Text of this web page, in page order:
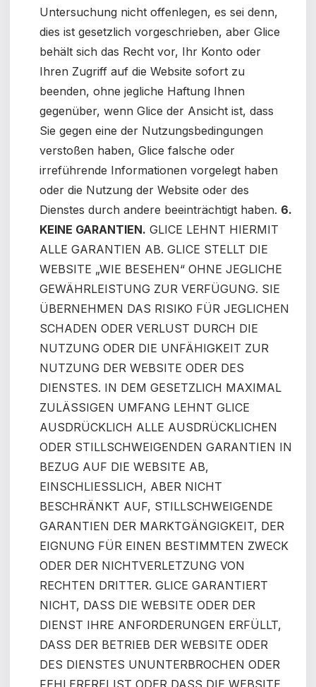
Untersuchung nicht offenlegen, es sei denn,
dies ist gesetzlich vorgeschrieben, aber Glice
behält sich das Recht vor, Ihr Konto oder
Ihren Zugriff auf die Website sofort zu
beenden, ohne jegliche Haftung Ihnen
gegenüber, wenn Glice der Ansicht ist, dass
Sie gegen eine der Nutzungsbedingungen
verstoßen haben, Glice falsche oder
irreführende Informationen vorgelegt haben
oder die Nutzung der Website oder des
Dienstes durch andere beeinträchtigt haben. 6.
KEINE GARANTIEN. GLICE LEHNT HIERMIT
ALLE GARANTIEN AB. GLICE STELLT DIE
WEBSITE „WIE BESEHEN“ OHNE JEGLICHE
GEWÄHRLEISTUNG ZUR VERFÜGUNG. SIE
ÜBERNEHMEN DAS RISIKO FÜR JEGLICHEN
SCHADEN ODER VERLUST DURCH DIE
NUTZUNG ODER DIE UNFÄHIGKEIT ZUR
NUTZUNG DER WEBSITE ODER DES
DIENSTES. IN DEM GESETZLICH MAXIMAL
ZULÄSSIGEN UMFANG LEHNT GLICE
AUSDRÜCKLICH ALLE AUSDRÜCKLICHEN
ODER STILLSCHWEIGENDEN GARANTIEN IN
BEZUG AUF DIE WEBSITE AB,
EINSCHLIESSLICH, ABER NICHT
BESCHRÄNKT AUF, STILLSCHWEIGENDE
GARANTIEN DER MARKTGÄNGIGKEIT, DER
EIGNUNG FÜR EINEN BESTIMMTEN ZWECK
ODER DER NICHTVERLETZUNG VON
RECHTEN DRITTER. GLICE GARANTIERT
NICHT, DASS DIE WEBSITE ODER DER
DIENST IHRE ANFORDERUNGEN ERFÜLLT,
DASS DER BETRIEB DER WEBSITE ODER
DES DIENSTES UNUNTERBROCHEN ODER
FEHLERFREI IST ODER DASS DIE WEBSITE